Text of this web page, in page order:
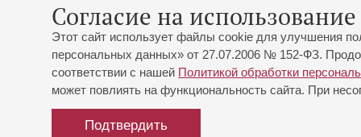
Согласие на
Этот сайт использует файлы cookie для улучшения
персональных данных» от 27.07.2006 № 152-ФЗ.
соответствии с нашей Политикой обработки
может повлиять на функциональность сайта. При
Подтвердить